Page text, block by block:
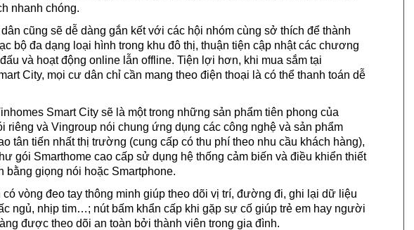
nhanh chóng.
cũng sẽ dễ dàng gắn kết với các hội nhóm cùng sở thích để thành
bộ đa dạng loại hình trong khu đô thị, thuận tiện cập nhật các chương
và hoạt động online lẫn offline. Tiện lợi hơn, khi mua sắm tại
City, mọi cư dân chỉ cần mang theo điện thoại là có thể thanh toán dễ
Smart City sẽ là một trong những sản phẩm tiên phong của
riêng và Vingroup nói chung ứng dụng các công nghệ và sản phẩm
tân tiến nhất thị trường (cung cấp có thu phí theo nhu cầu khách hàng),
gói Smarthome cao cấp sử dụng hệ thống cảm biến và điều khiển thiết
bằng giọng nói hoặc Smartphone.
có vòng đeo tay thông minh giúp theo dõi vị trí, đường đi, ghi lại dữ liệu
ngủ, nhịp tim…; nút bấm khẩn cấp khi gặp sự cố giúp trẻ em hay người
được theo dõi an toàn bởi thành viên trong gia đình.